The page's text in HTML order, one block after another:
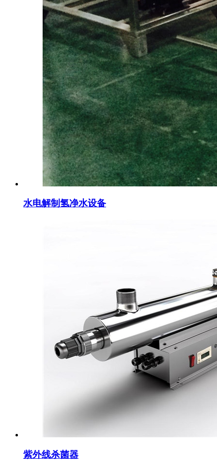
水电解制氢净水设备
紫外线杀菌器